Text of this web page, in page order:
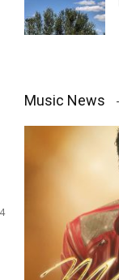
Music News